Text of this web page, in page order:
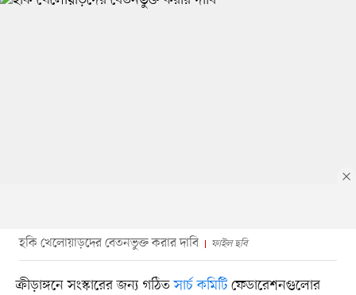
হকি খেলোয়াড়দের বেতনভুক্ত করার দাবি ফাইল ছবি
ক্রীড়াঙ্গনে সংস্কারের জন্য গঠিতসার্চ কমিটিফেডারেশনগুলোর